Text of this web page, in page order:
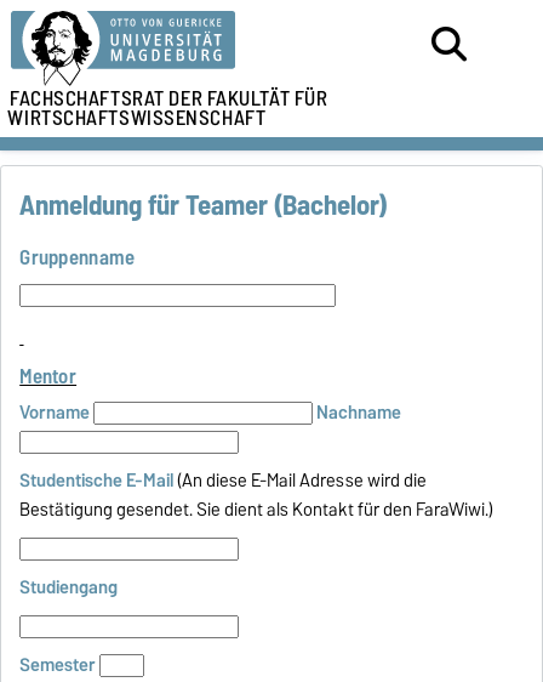
FACHSCHAFTSRAT DERFAKULTÄT FÜR
WIRTSCHAFTSWISSENSCHAFT
Anmeldung für Teamer (Bachelor)
Gruppenname
Mentor
Vorname Nachname
Studentische E-Mail(An diese E-Mail Adresse wird die
Bestätigung gesendet. Sie dient als Kontakt für den FaraWiwi.)
Studiengang
Semester